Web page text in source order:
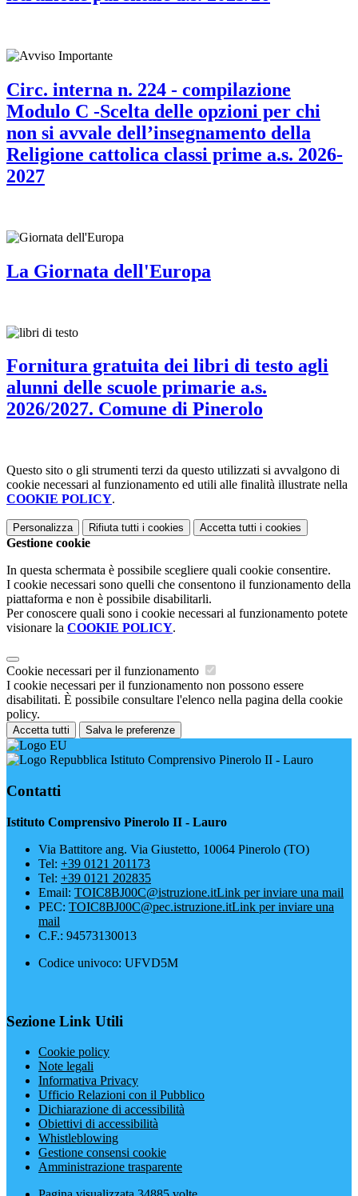
Circ. interna n. 224 - compilazione
Modulo C -Scelta delle opzioni per chi
non si avvale dell’insegnamento della
Religione cattolica classi prime a.s. 2026-
2027
La Giornata dell'Europa
Fornitura gratuita dei libri di testo agli
alunni delle scuole primarie a.s.
2026/2027. Comune di Pinerolo
Questo sito o gli strumenti terzi da questo utilizzati si avvalgono di
cookie necessari al funzionamento ed utili alle finalità illustrate nella
COOKIE POLICY.
Personalizza Rifiuta tutti i cookies Accetta tutti i cookies
Gestione cookie
In questa schermata è possibile scegliere quali cookie consentire.
I cookie necessari sono quelli che consentono il funzionamento della
piattaforma e non è possibile disabilitarli.
Per conoscere quali sono i cookie necessari al funzionamento potete
visionare la COOKIE POLICY.
Cookie necessari per il funzionamento
I cookie necessari per il funzionamento non possono essere
disabilitati. È possibile consultare l'elenco nella pagina della cookie
policy.
Accetta tutti Salva le preferenze
Istituto Comprensivo Pinerolo II - Lauro
Contatti
Istituto Comprensivo Pinerolo II - Lauro
Via Battitore ang. Via Giustetto, 10064 Pinerolo (TO)
Tel: +39 0121 201173
Tel: +39 0121 202835
Email: TOIC8BJ00C@istruzione.itLink per inviare una mail
PEC: TOIC8BJ00C@pec.istruzione.itLink per inviare una
mail
C.F.: 94573130013
Codice univoco: UFVD5M
Sezione Link Utili
Cookie policy
Note legali
Informativa Privacy
Ufficio Relazioni con il Pubblico
Dichiarazione di accessibilità
Obiettivi di accessibilità
Whistleblowing
Gestione consensi cookie
Amministrazione trasparente